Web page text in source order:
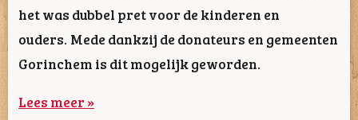
het was dubbel pret voor de kinderen en
ouders. Mede dankzij de donateurs en gemeenten
Gorinchem is dit mogelijk geworden.
Lees meer »